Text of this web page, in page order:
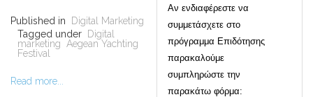
Published in
Digital Marketing
Tagged under
Digital
marketing
Aegean Yachting
Festival
Read more...
Αν ενδιαφέρεστε να
συμμετάσχετε στo
πρόγραμμα Επιδότησης
παρακαλούμε
συμπληρώστε την
παρακάτω φόρμα: